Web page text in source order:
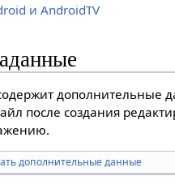
и AndroidTV
дополнительные
после создания
дополнительные данные